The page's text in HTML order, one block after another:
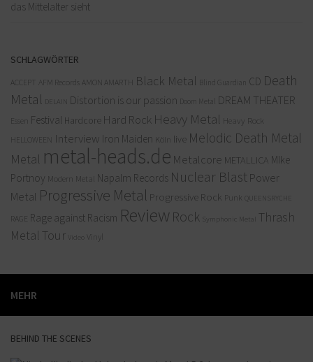
das Mittelalter sieht
SCHLAGWÖRTER
ACCEPT AFM Records AMON AMARTH Black Metal Blind Guardian CD Death
Metal
DELAIN Distortion is our passion Doom Metal DREAM THEATER
Essen Festival Hardcore Hard Rock Heavy Metal Heavy Rock
HELLOWEEN Interview Iron Maiden Köln live Melodic Death Metal
Metal metal-heads.de Metalcore METALLICA MIke
Portnoy Modern Metal Napalm Records Nuclear Blast Power
Metal Progressive Metal Progressive Rock Punk QUEENSRYCHE
RAGE Rage against Racism Review Rock Symphonic Metal
Thrash
Metal Tour Video Vinyl
MEHR
BEHIND THE SCENES